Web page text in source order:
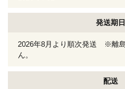
発送期日
2026年8月より順次発送 ※離
ん。
配送